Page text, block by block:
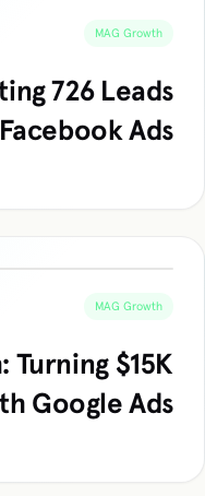
MAG Growth
726 Leads
Ads
MAG Growth
Turning $15K
Google Ads